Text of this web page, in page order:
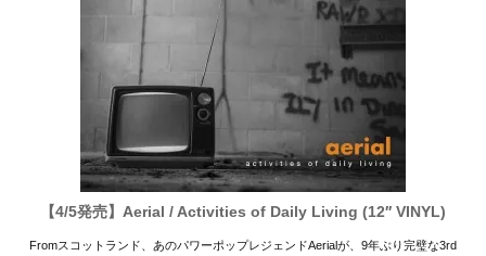
【4/5発売】Aerial / Activities of Daily Living (12′′ VINYL)
Fromスコットランド、あのパワーポップレジェンドAerialが、9年ぶり完璧な3rd